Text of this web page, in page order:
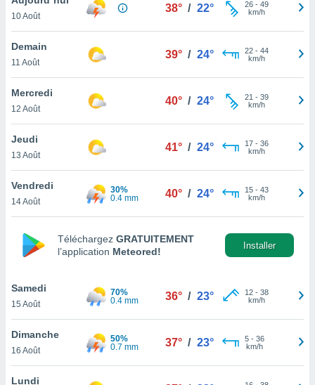
et
»,
au
vous
qu'ils
ou
le
ainsi
un
la
du
10 Août
38° / 22° 26- 49
km/h
Demain
11 Août
39° / 24° 22- 44
km/h
Mercredi
12 Août
40° / 24° 21 - 39
km/h
Jeudi
13 Août
41° / 24° 17- 36
km/h
Vendredi
14 Août
30%
0.4 mm
40° / 24° 15- 43
km/h
Téléchargez GRATUITEMENT
l’application Meteored!
Installer
Samedi
15 Août
70%
0.4 mm
36° / 23° 12- 38
km/h
Dimanche
16 Août
50%
0.7 mm
37° / 23° 5- 36
km/h
Lundi